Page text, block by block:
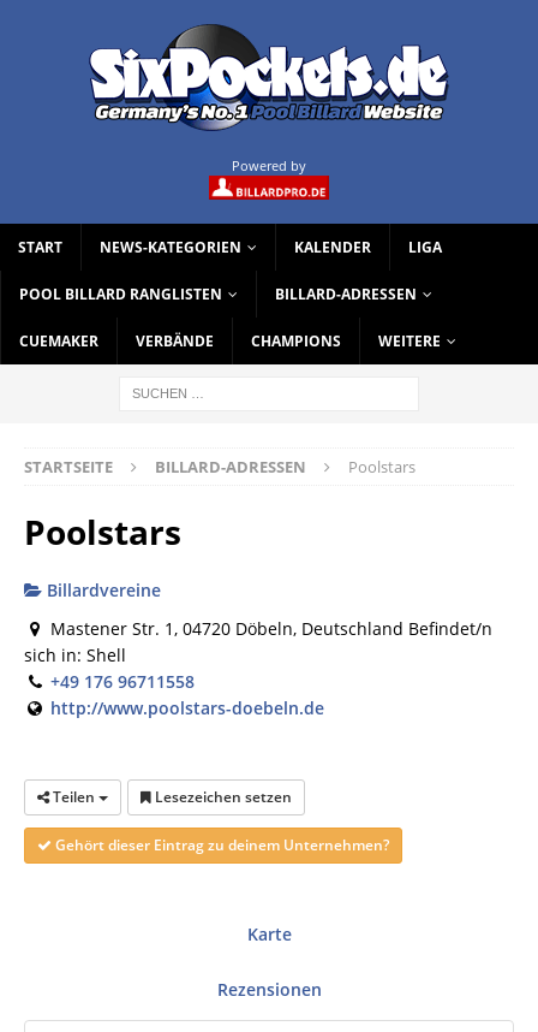
Powered by
START NEWS-KATEGORIEN KALENDER LIGA
POOL BILLARD RANGLISTEN BILLARD-ADRESSEN
CUEMAKER VERBÄNDE CHAMPIONS WEITERE
STARTSEITE BILLARD-ADRESSEN Poolstars
Poolstars
Billardvereine
Mastener Str. 1, 04720 Döbeln, Deutschland Befindet/n
sich in: Shell
+49 176 96711558
http://www.poolstars-doebeln.de
Teilen Lesezeichen setzen
Gehört dieser Eintrag zu deinem Unternehmen?
Karte
Rezensionen